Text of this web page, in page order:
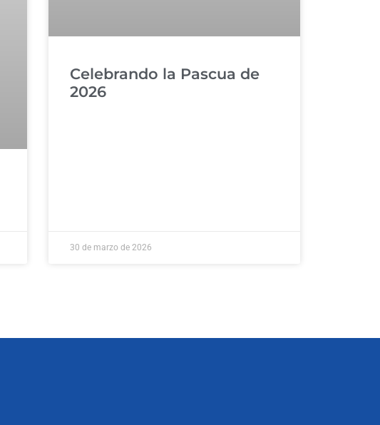
Celebrando la Pascua de
2026
30 de marzo de 2026